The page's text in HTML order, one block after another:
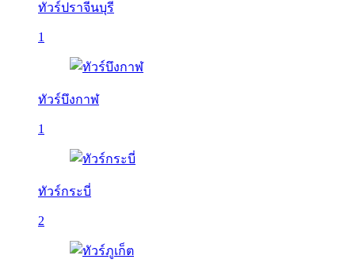
ทัวร์ปราจีนบุรี
1
ทัวร์บึงกาฬ
1
ทัวร์กระบี่
2